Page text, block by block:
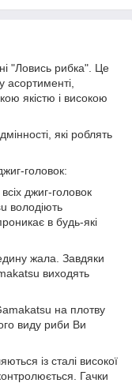
"Ловись рибка". Це
асортименті,
якістю і високою
які роблять
головок:
джиг-головок
володіють
в будь-які
жала. Завдяки
виходять
на плотву
виду риби Ви
із сталі високої
Гачки